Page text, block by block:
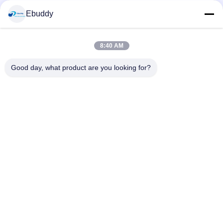
দ্রুত যোগাযোগ
Ebuddy
8:40 AM
Good day, what product are you looking for?